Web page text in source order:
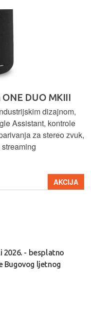
DUO MKIII
dizajnom,
Assistant, kontrole
za stereo zvuk,
AKCIJA
2026. - besplatno
Bugovog ljetnog